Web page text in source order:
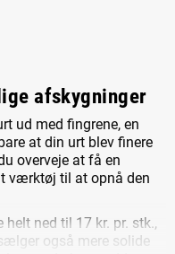
afskygninger
ud med fingrene, en
at din urt blev finere
overveje at få en
værktøj til at opnå den
ned til 17 kr. pr. stk.,
også mere solide